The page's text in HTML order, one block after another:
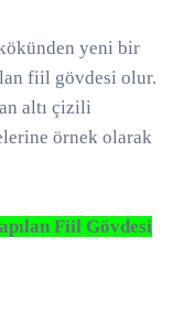
yeni bir
fiil gövdesi olur.
altı çizili
örnek olarak
Fiil Gövdesi